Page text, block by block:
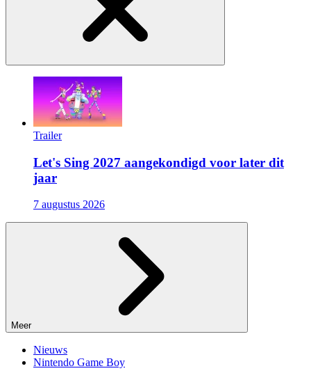
Trailer
Let's Sing 2027 aangekondigd voor later dit
jaar
7 augustus 2026
Meer
Nieuws
Nintendo Game Boy